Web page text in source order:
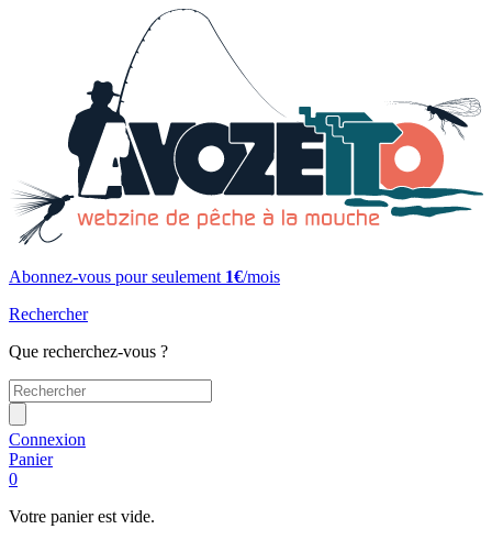
Abonnez-vous pour seulement 1€/mois
Rechercher
Que recherchez-vous ?
Connexion
Panier
0
Votre panier est vide.